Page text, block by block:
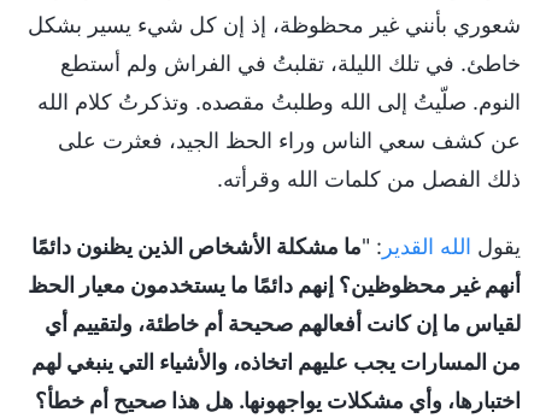
شعوري بأنني غير محظوظة، إذ إن كل شيء يسير بشكل
خاطئ. في تلك الليلة، تقلبتُ في الفراش ولم أستطع
النوم. صلّيتُ إلى الله وطلبتُ مقصده. وتذكرتُ كلام الله
عن كشف سعي الناس وراء الحظ الجيد، فعثرت على
ذلك الفصل من كلمات الله وقرأته.
يقول الله القدير : "ما مشكلة الأشخاص الذين يظنون دائمًا
أنهم غير محظوظين؟ إنهم دائمًا ما يستخدمون معيار الحظ
لقياس ما إن كانت أفعالهم صحيحة أم خاطئة، ولتقييم أي
من المسارات يجب عليهم اتخاذه، والأشياء التي ينبغي لهم
اختبارها، وأي مشكلات يواجهونها. هل هذا صحيح أم خطأ؟